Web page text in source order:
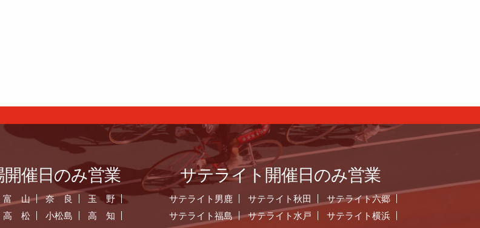
開催日のみ営業
富 山 奈 良
玉 野
高 松 小松島
高 知
サテライト開催日のみ営業
サテライト男鹿 サテライト秋田
サテライト六郷
サテライト福島
サテライト水戸
サテライト横浜